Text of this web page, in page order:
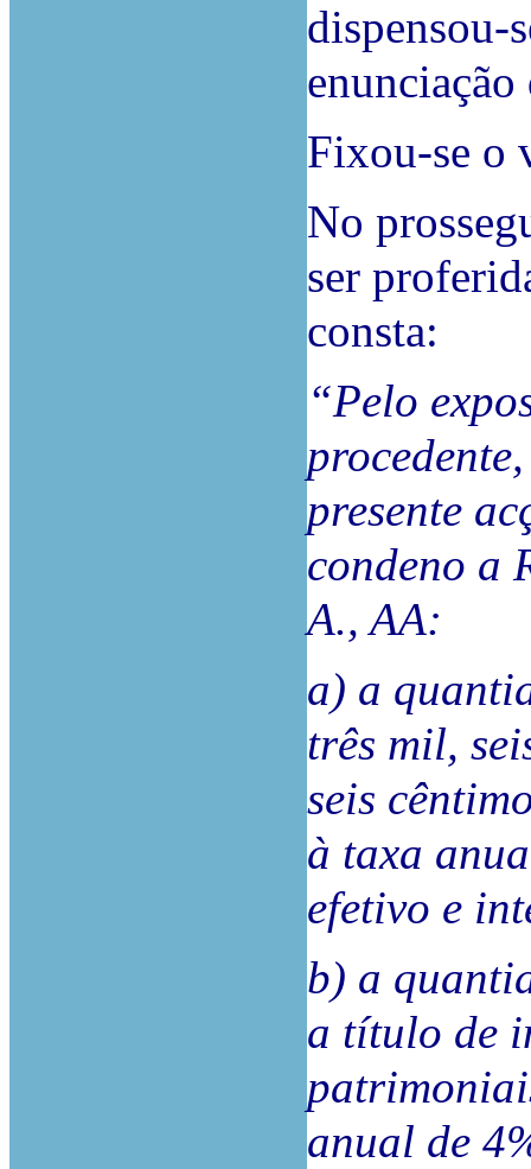
dispensou-
Fixou-se o
No
ser
consta:
“Pelo
presente
condeno a
A., AA:
a) a
três mil,
seis
à taxa
efetivo e
b) a
a título de
anual de